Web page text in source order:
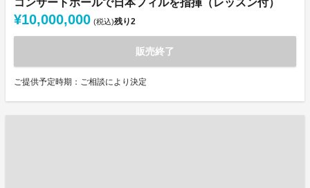
コンサートホールで日本フィルを指揮（レッスン付）
¥10,000,000 (税込)残り2
販売終了
ご提供予定時期：ご相談により決定